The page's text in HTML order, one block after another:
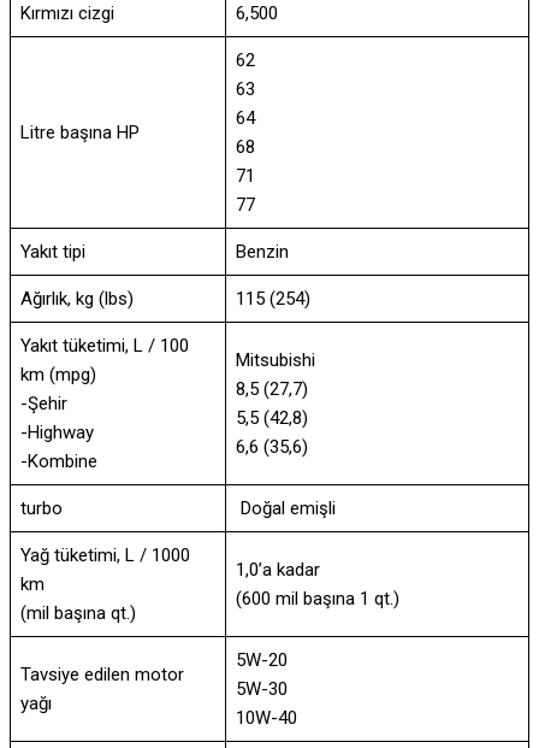
Kırmızı cizgi 6,500
Litre başına HP
62
63
64
68
71
77
Yakıt tipi Benzin
Ağırlık, kg (lbs) 115 (254)
Yakıt tüketimi, L / 100
km (mpg)
-Şehir
-Highway
-Kombine
Mitsubishi
8,5 (27,7)
5,5 (42,8)
6,6 (35,6)
turbo Doğal emişli
Yağ tüketimi, L / 1000
km
(mil başına qt.)
1,0’a kadar
(600 mil başına 1 qt.)
Tavsiye edilen motor
yağı
5W-20
5W-30
10W-40